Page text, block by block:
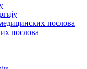
послова
послова